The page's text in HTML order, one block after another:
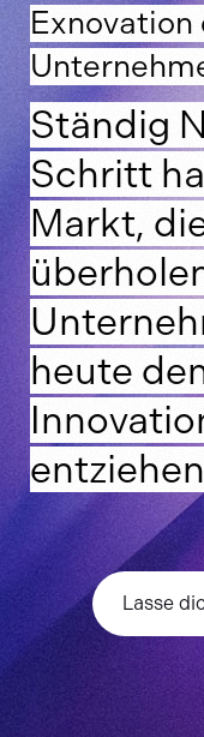
Ständig
Schritt
Markt,
heute
Lasse